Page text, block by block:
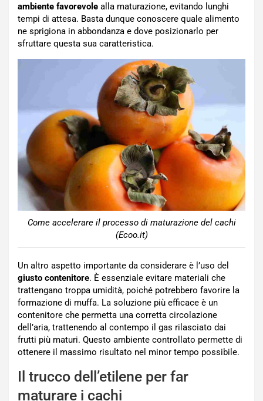
ambiente favorevole alla maturazione, evitando lunghi
tempi di attesa. Basta dunque conoscere quale alimento
ne sprigiona in abbondanza e dove posizionarlo per
sfruttare questa sua caratteristica.
Come accelerare il processo di maturazione del cachi
(Ecoo.it)
Un altro aspetto importante da considerare è l’uso del
giusto contenitore. È essenziale evitare materiali che
trattengano troppa umidità, poiché potrebbero favorire la
formazione di muffa. La soluzione più efficace è un
contenitore che permetta una corretta circolazione
dell’aria, trattenendo al contempo il gas rilasciato dai
frutti più maturi. Questo ambiente controllato permette di
ottenere il massimo risultato nel minor tempo possibile.
Il trucco dell’etilene per far
maturare i cachi